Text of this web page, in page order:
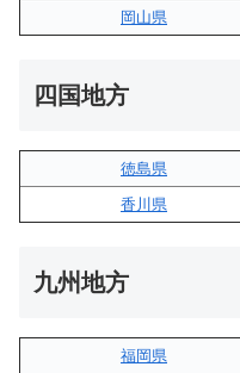
岡山県
四国地方
徳島県
香川県
九州地方
福岡県